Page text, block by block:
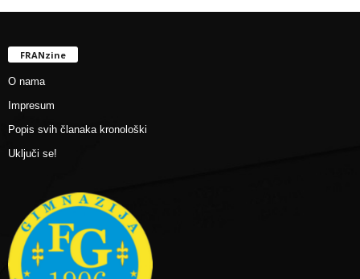
FRANzine
O nama
Impresum
Popis svih članaka kronološki
Uključi se!